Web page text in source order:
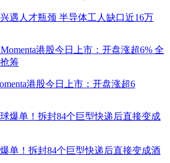
遇人才瓶颈 半导体工人缺口近16万
港股今日上市：开盘涨超6
单！拆封84个巨型快递后直接变成酒